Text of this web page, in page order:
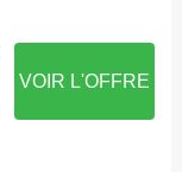
VOIR L'OFFRE